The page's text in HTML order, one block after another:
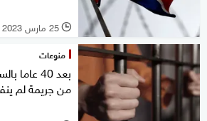
l 25 مارس 2023
منوعات
بعد 40
من جريمة لم